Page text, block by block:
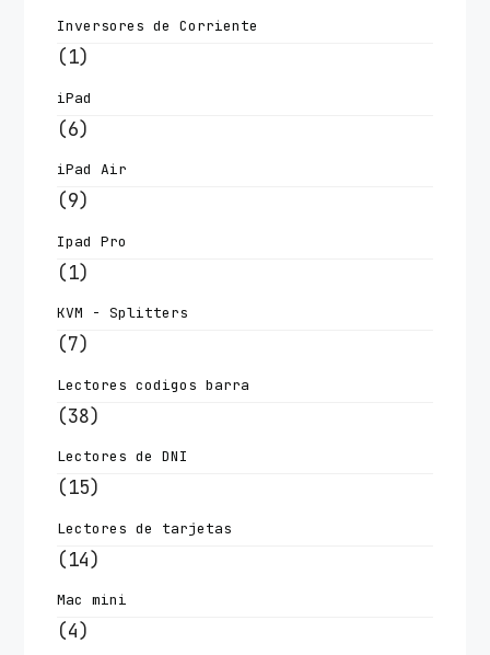
Inversores de Corriente
(1)
iPad
(6)
iPad Air
(9)
Ipad Pro
(1)
KVM - Splitters
(7)
Lectores codigos barra
(38)
Lectores de DNI
(15)
Lectores de tarjetas
(14)
Mac mini
(4)